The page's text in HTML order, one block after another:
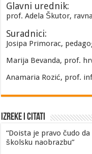
Glavni urednik:
prof. Adela Škutor,
Suradnici:
Josipa Primorac,
Marija Bevanda, prof.
Anamaria Rozić, prof.
Izreke i Citati
“Doista je pravo čudo
školsku naobrazbu”